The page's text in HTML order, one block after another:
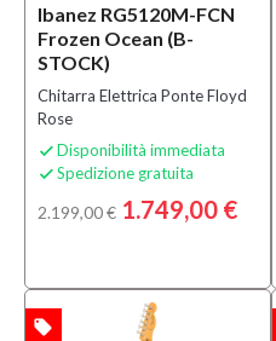
Ibanez RG5120M-FCN
Frozen Ocean (B-
STOCK)
Chitarra Elettrica Ponte Floyd
Rose
 Disponibilità immediata
 Spedizione gratuita
2.199,00 € 1.749,00 €
local_offer